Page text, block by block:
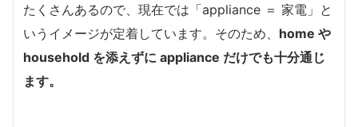
たくさんあるので、現在では「appliance ＝ 家電」と
いうイメージが定着しています。そのため、 home や
household を添えずに appliance だけでも十分通じ
ます。